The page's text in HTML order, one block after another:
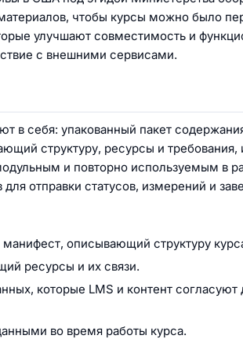
чтобы курсы можно было
улучшают совместимость и
с внешними сервисами.
в себя: упакованный пакет
структуру, ресурсы и
и повторно используемым в
отправки статусов, измерений и
описывающий структуру
ресурсы и их связи.
которые LMS и контент
во время работы курса.